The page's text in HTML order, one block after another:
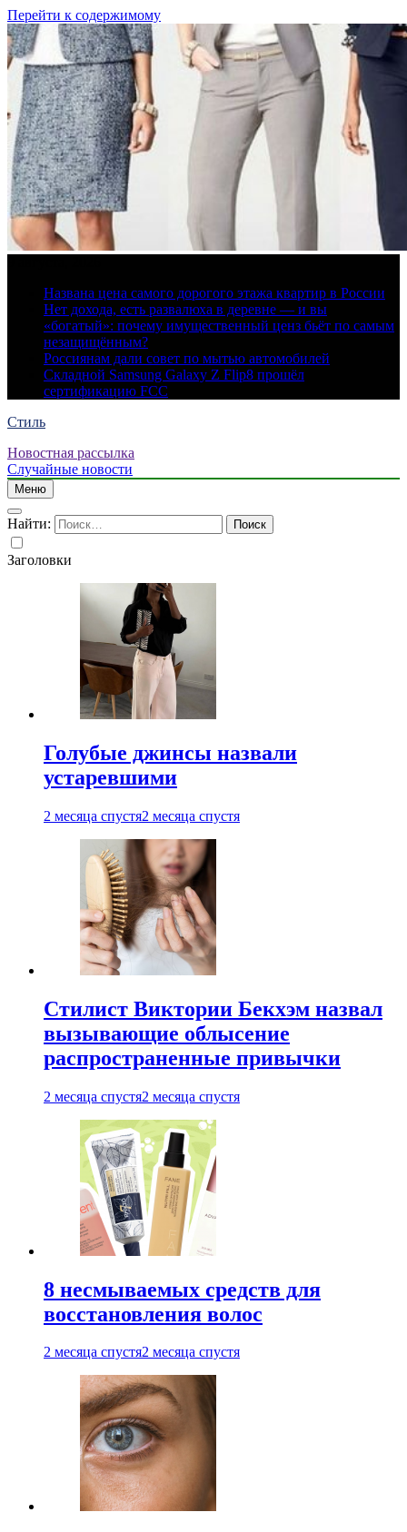
Перейти к содержимому
Названа цена самого дорогого этажа квартир в России
Нет дохода, есть развалюха в деревне — и вы
«богатый»: почему имущественный ценз бьёт по самым
незащищённым?
Россиянам дали совет по мытью автомобилей
Складной Samsung Galaxy Z Flip8 прошёл
сертификацию FCC
Стиль
Новостная рассылка
Случайные новости
Меню
Найти:
Заголовки
Голубые джинсы назвали
устаревшими
2 месяца спустя2 месяца спустя
Стилист Виктории Бекхэм назвал
вызывающие облысение
распространенные привычки
2 месяца спустя2 месяца спустя
8 несмываемых средств для
восстановления волос
2 месяца спустя2 месяца спустя